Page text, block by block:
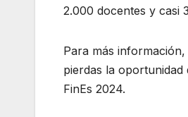
2.000 docentes y casi
Para más
pierdas la
FinEs 2024.